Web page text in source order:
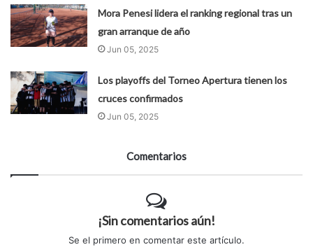
Mora Penesi lidera el ranking regional tras un
gran arranque de año
Jun 05, 2025
Los playoffs del Torneo Apertura tienen los
cruces confirmados
Jun 05, 2025
Comentarios
¡Sin comentarios aún!
Se el primero en comentar este artículo.